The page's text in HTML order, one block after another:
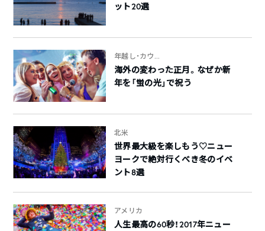
ット20選
年越し・カウ...
海外の変わった正月。なぜか新
年を「蛍の光」で祝う
北米
世界最大級を楽しもう♡ニュー
ヨークで絶対行くべき冬のイベ
ント8選
アメリカ
人生最高の60秒！2017年ニュー